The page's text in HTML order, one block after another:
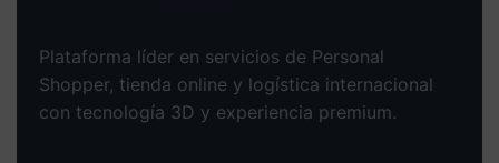
Plataforma líder en servicios de Personal
Shopper, tienda online y logística internacional
con tecnología 3D y experiencia premium.